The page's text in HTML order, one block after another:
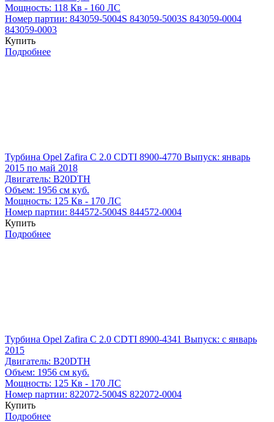
Мощность: 118 Кв - 160 ЛС
Номер партии: 843059-5004S 843059-5003S 843059-0004
843059-0003
Купить
Подробнее
Турбина Opel Zafira C 2.0 CDTI 8900-4770 Выпуск: январь
2015 по май 2018
Двигатель: B20DTH
Объем: 1956 см куб.
Мощность: 125 Кв - 170 ЛС
Номер партии: 844572-5004S 844572-0004
Купить
Подробнее
Турбина Opel Zafira C 2.0 CDTI 8900-4341 Выпуск: с январь
2015
Двигатель: B20DTH
Объем: 1956 см куб.
Мощность: 125 Кв - 170 ЛС
Номер партии: 822072-5004S 822072-0004
Купить
Подробнее